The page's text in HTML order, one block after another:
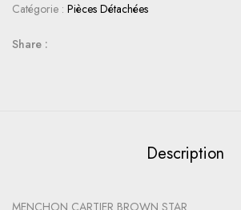
Catégorie : Pièces Détachées
Share :
Description